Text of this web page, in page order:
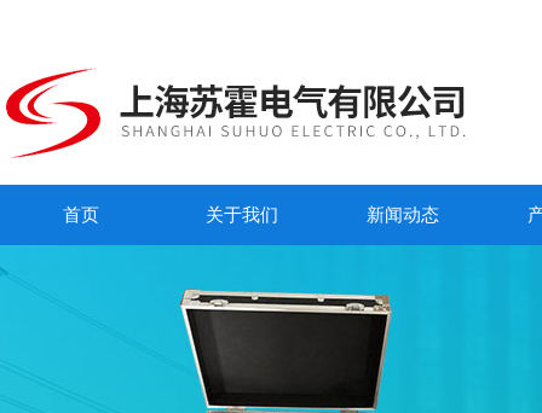
首页 关于我们 新闻动态